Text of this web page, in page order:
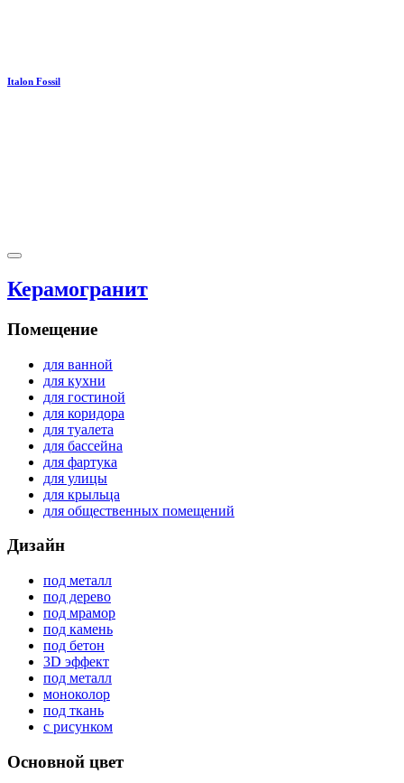
Italon Fossil
Керамогранит
Помещение
для ванной
для кухни
для гостиной
для коридора
для туалета
для бассейна
для фартука
для улицы
для крыльца
для общественных помещений
Дизайн
под металл
под дерево
под мрамор
под камень
под бетон
3D эффект
под металл
моноколор
под ткань
с рисунком
Основной цвет